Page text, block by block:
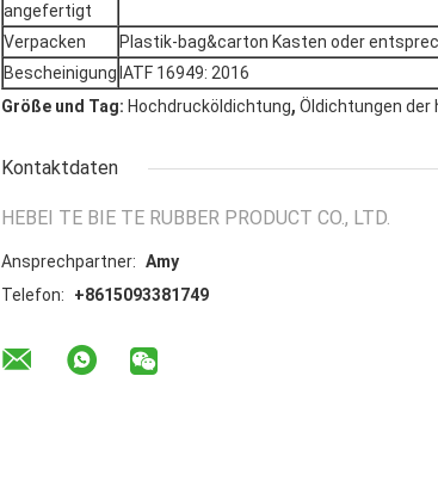
angefertigt
Verpacken
Plastik-bag&carton Kasten oder
Bescheinigung IATF 16949: 2016
Größe und Tag: Hochdrucköldichtung, Öldichtungen der
Kontaktdaten
HEBEI TE BIE TE RUBBER PRODUCT CO., LTD.
Ansprechpartner: Amy
Telefon:
+8615093381749